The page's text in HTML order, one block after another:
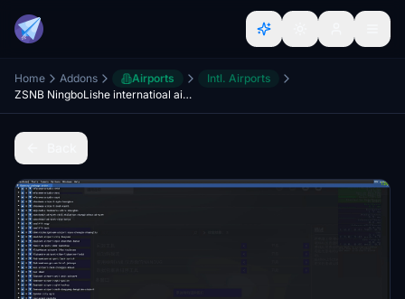
Home Addons Airports
Intl. Airports
ZSNB NingboLishe internatioal airoport